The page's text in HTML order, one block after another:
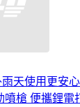
天使用更安心
噴槍 便攜鋰電